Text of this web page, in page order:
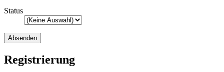
Status
Registrierung